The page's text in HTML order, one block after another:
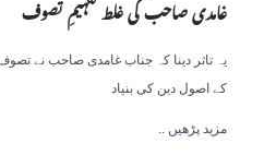
غامدی صاحب کی غلط تفہیمِ تصوف
یہ تاثر دینا کہ جناب غامدی صاحب نے
کے اصول دین کی بنیاد
.. مزید پڑھیں